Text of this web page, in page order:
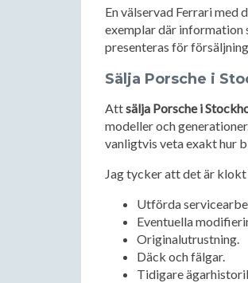
En välservad Ferrari
exemplar där information
presenteras för
Sälja Porsche i
Attsälja Porsche i
modeller och
vanligtvis veta exakt hur
Jag tycker att det är
Utförda
Eventuella
Originalutrustning.
Däck och fälgar.
Tidigare